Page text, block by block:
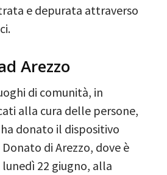
e depurata attraverso
Arezzo
di comunità, in
alla cura delle persone,
donato il dispositivo
di Arezzo, dove è
22 giugno, alla